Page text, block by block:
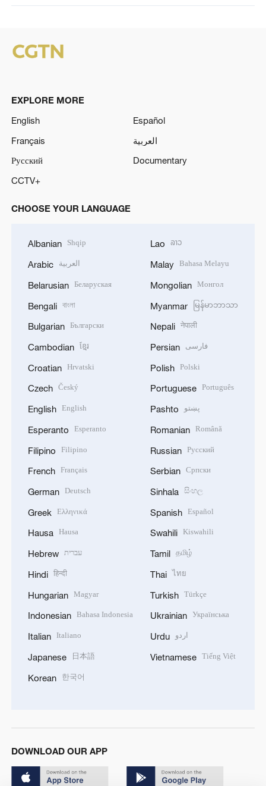
EXPLORE MORE
English
Español
Français
العربية
Русский
Documentary
CCTV+
CHOOSE YOUR LANGUAGE
Albanian Shqip
Arabic العربية
Belarusian Беларуская
Bengali বাংলা
Bulgarian Български
Cambodian ខ្មែរ
Croatian Hrvatski
Czech Český
English English
Esperanto Esperanto
Filipino Filipino
French Français
German Deutsch
Greek Ελληνικά
Hausa Hausa
Hebrew עברית
Hindi हिन्दी
Hungarian Magyar
Indonesian Bahasa Indonesia
Italian Italiano
Japanese 日本語
Korean 한국어
Lao ລາວ
Malay Bahasa Melayu
Mongolian Монгол
Myanmar မြန်မာဘာသာ
Nepali नेपाली
Persian فارسی
Polish Polski
Portuguese Português
Pashto پښتو
Romanian Română
Russian Русский
Serbian Српски
Sinhala සිංහල
Spanish Español
Swahili Kiswahili
Tamil தமிழ்
Thai ไทย
Turkish Türkçe
Ukrainian Українська
Urdu اردو
Vietnamese Tiếng Việt
DOWNLOAD OUR APP